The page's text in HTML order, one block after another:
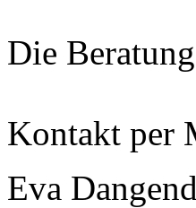
Die
Kontakt per
Eva